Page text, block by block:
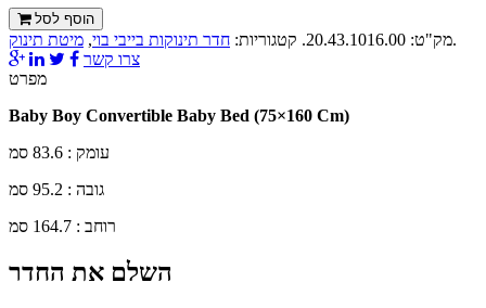
הוסף לסל
מק"ט: 20.43.1016.00
. קטגוריות: חדר תינוקות בייבי בוי, מיטת תינוק
.
צרו קשר
מפרט
Baby Boy Convertible Baby Bed (75×160 Cm)
עומק : 83.6 סמ
גובה : 95.2 סמ
רוחב : 164.7 סמ
השלם את החדר